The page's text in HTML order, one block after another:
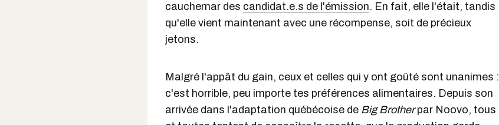
cauchemar des candidat.e.s de l'émission. En fait, elle l'était, tandis
qu'elle vient maintenant avec une récompense, soit de précieux
jetons.
Malgré l'appât du gain, ceux et celles qui y ont goûté sont unanimes :
c'est horrible, peu importe tes préférences alimentaires. Depuis son
arrivée dans l'adaptation québécoise de Big Brotherpar Noovo, tous